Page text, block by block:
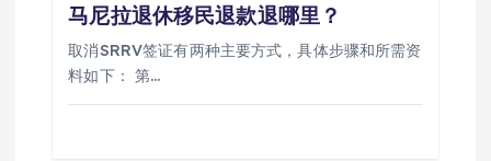
马尼拉退休移民退款退哪里？
取消SRRV签证有两种主要方式，具体步骤和所需资
料如下： 第…